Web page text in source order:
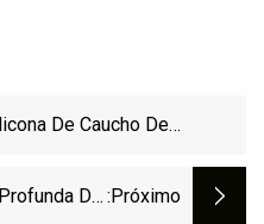
De Caucho De
Personalizado Para
Del :próximo